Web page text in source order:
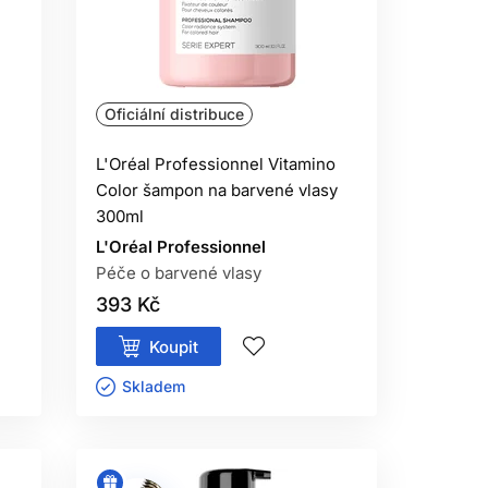
tenzidů.
a poškození.
povoluje.
péče.
Oficiální distribuce
L'Oréal Professionnel Vitamino
Color šampon na barvené vlasy
300ml
L'Oréal Professionnel
Péče o barvené vlasy
393 Kč
Koupit
Skladem ㅤ